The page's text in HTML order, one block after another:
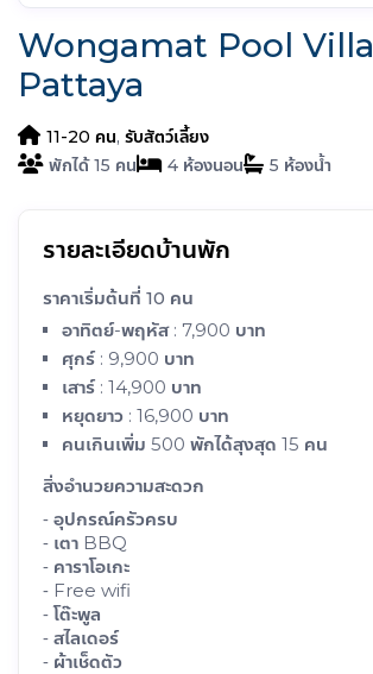
Wongamat Pool Villa
Pattaya
11-20 คน,รับสัตว์เลี้ยง
15
4 5
รายละเอียดบ้านพัก
ราคาเริ่มต้นที่ 10 คน
อาทิตย์-พฤหัส : 7,900 บาท
ศุกร์ : 9,900 บาท
เสาร์ : 14,900 บาท
หยุดยาว : 16,900 บาท
คนเกินเพิ่ม 500 พักได้สุงสุด 15 คน
สิ่งอำนวยความสะดวก
⁃ อุปกรณ์ครัวครบ
⁃ เตา BBQ
⁃ คาราโอเกะ
⁃ Free wifi
⁃ โต๊ะพูล
⁃ สไลเดอร์
⁃ ผ้าเช็ดตัว